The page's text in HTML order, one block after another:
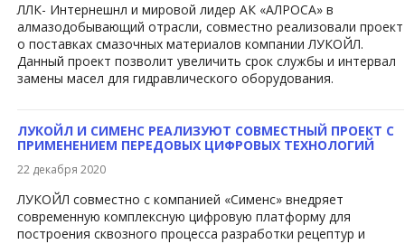
ЛЛК- Интернешнл и мировой лидер АК «АЛРОСА» в
алмазодобывающий отрасли, совместно реализовали проект
о поставках смазочных материалов компании ЛУКОЙЛ.
Данный проект позволит увеличить срок службы и интервал
замены масел для гидравлического оборудования.
ЛУКОЙЛ И СИМЕНС РЕАЛИЗУЮТ СОВМЕСТНЫЙ ПРОЕКТ С
ПРИМЕНЕНИЕМ ПЕРЕДОВЫХ ЦИФРОВЫХ ТЕХНОЛОГИЙ
22 декабря 2020
ЛУКОЙЛ совместно с компанией «Сименс» внедряет
современную комплексную цифровую платформу для
построения сквозного процесса разработки рецептур и